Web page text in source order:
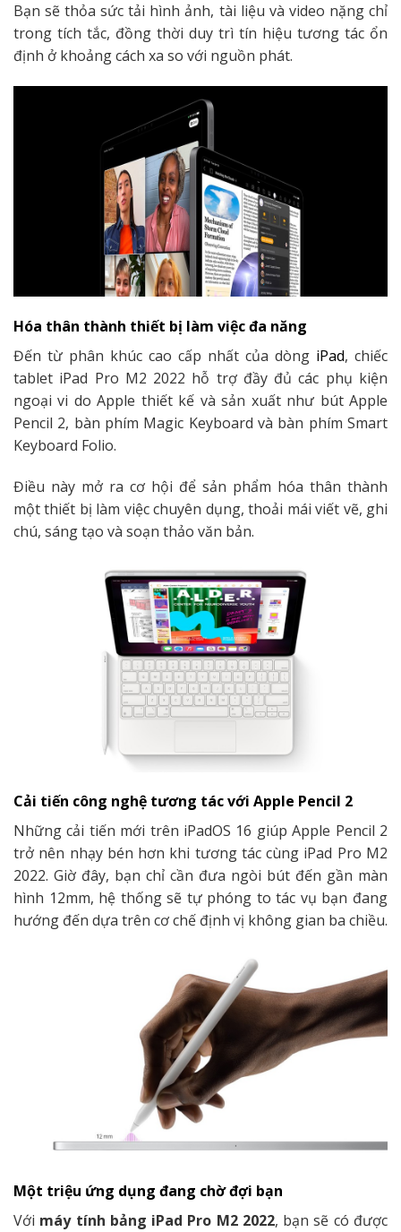
Bạn sẽ thỏa sức tải hình ảnh, tài liệu và video nặng chỉ
trong tích tắc, đồng thời duy trì tín hiệu tương tác ổn
định ở khoảng cách xa so với nguồn phát.
Hóa thân thành thiết bị làm việc đa năng
Đến từ phân khúc cao cấp nhất của dòng iPad, chiếc
tablet iPad Pro M2 2022 hỗ trợ đầy đủ các phụ kiện
ngoại vi do Apple thiết kế và sản xuất như bút Apple
Pencil 2, bàn phím Magic Keyboard và bàn phím Smart
Keyboard Folio.
Điều này mở ra cơ hội để sản phẩm hóa thân thành
một thiết bị làm việc chuyên dụng, thoải mái viết vẽ, ghi
chú, sáng tạo và soạn thảo văn bản.
Cải tiến công nghệ tương tác với Apple Pencil 2
Những cải tiến mới trên iPadOS 16 giúp Apple Pencil 2
trở nên nhạy bén hơn khi tương tác cùng iPad Pro M2
2022. Giờ đây, bạn chỉ cần đưa ngòi bút đến gần màn
hình 12mm, hệ thống sẽ tự phóng to tác vụ bạn đang
hướng đến dựa trên cơ chế định vị không gian ba chiều.
Một triệu ứng dụng đang chờ đợi bạn
Với máy tính bảng iPad Pro M2 2022, bạn sẽ có được